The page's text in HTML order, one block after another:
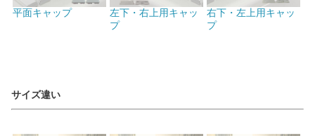
平面キャップ
左下・右上用キャッ
プ
右下・左上用キャッ
プ
サイズ違い